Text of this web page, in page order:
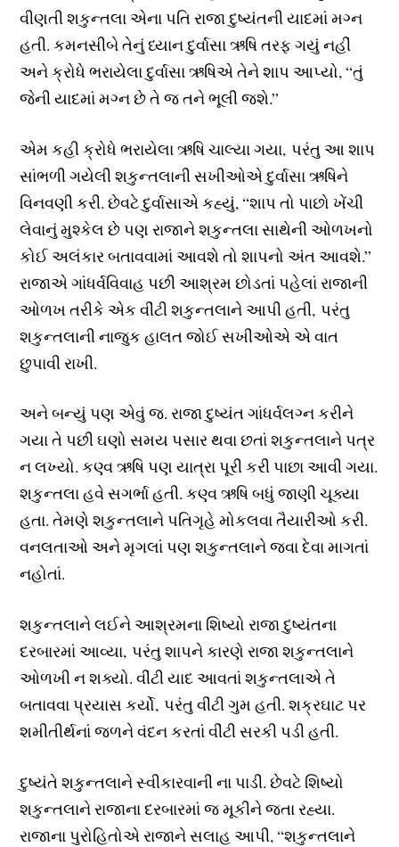
વીણતી શકુન્તલા એના પતિ રાજા દુષ્યંતની યાદમાં મગ્ન
હતી. કમનસીબે તેનું ધ્યાન દુર્વાસા ઋષિ તરફ ગયું નહીં
અને ક્રોધે ભરાયેલા દુર્વાસા ઋષિએ તેને શાપ આપ્યો, “તું
જેની યાદમાં મગ્ન છે તે જ તને ભૂલી જશે.”
એમ કહી ક્રોધે ભરાયેલા ઋષિ ચાલ્યા ગયા, પરંતુ આ શાપ
સાંભળી ગયેલી શકુન્તલાની સખીઓએ દુર્વાસા ઋષિને
વિનવણી કરી. છેવટે દુર્વાસાએ કહ્યું, “શાપ તો પાછો ખેંચી
લેવાનું મુશ્કેલ છે પણ રાજાને શકુન્તલા સાથેની ઓળખનો
કોઈ અલંકાર બતાવવામાં આવશે તો શાપનો અંત આવશે.”
રાજાએ ગાંધર્વવિવાહ પછી આશ્રમ છોડતાં પહેલાં રાજાની
ઓળખ તરીકે એક વીંટી શકુન્તલાને આપી હતી, પરંતુ
શકુન્તલાની નાજુક હાલત જોઈ સખીઓએ એ વાત
છુપાવી રાખી.
અને બન્યું પણ એવું જ. રાજા દુષ્યંત ગાંધર્વલગ્ન કરીને
ગયા તે પછી ઘણો સમય પસાર થવા છતાં શકુન્તલાને પત્ર
ન લખ્યો. કણ્વ ઋષિ પણ યાત્રા પૂરી કરી પાછા આવી ગયા.
શકુન્તલા હવે સગર્ભા હતી. કણ્વ ઋષિ બધું જાણી ચૂક્યા
હતા. તેમણે શકુન્તલાને પતિગૃહે મોકલવા તૈયારીઓ કરી.
વનલતાઓ અને મૃગલાં પણ શકુન્તલાને જવા દેવા માગતાં
નહોતાં.
શકુન્તલાને લઈને આશ્રમના શિષ્યો રાજા દુષ્યંતના
દરબારમાં આવ્યા, પરંતુ શાપને કારણે રાજા શકુન્તલાને
ઓળખી ન શક્યો. વીંટી યાદ આવતાં શકુન્તલાએ તે
બતાવવા પ્રયાસ કર્યો, પરંતુ વીંટી ગુમ હતી. શક્રઘાટ પર
શમીતીર્થનાં જળને વંદન કરતાં વીંટી સરકી પડી હતી.
દુષ્યંતે શકુન્તલાને સ્વીકારવાની ના પાડી. છેવટે શિષ્યો
શકુન્તલાને રાજાના દરબારમાં જ મૂકીને જતા રહ્યા.
રાજાના પુરોહિતોએ રાજાને સલાહ આપી, “શકુન્તલાને